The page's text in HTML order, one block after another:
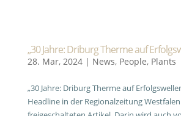
„30 Jahre: Driburg Therme auf
28. Mar, 2024| News, People, Plants
„30 Jahre: Driburg Therme auf
Headline in der Regionalzeitung